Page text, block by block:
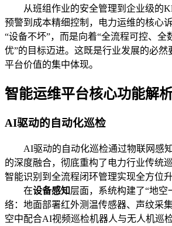
从班组作业的安全管理到企业级的
预警到成本精细控制，电力运维的核心
“设备不坏”，而是向着“全流程可控、全
优”的目标迈进。这既是行业发展的必然
平台价值的集中体现。
智能运维平台核心功能解
AI驱动的自动化巡检
AI驱动的自动化巡检通过物联网感
的深度融合，彻底重构了电力行业传统
智能识别到全流程闭环管理实现全方位升
在设备感知层面，系统构建了“地空
络：地面部署红外测温传感器、声纹采
空中配合AI视频巡检机器人与无人机巡